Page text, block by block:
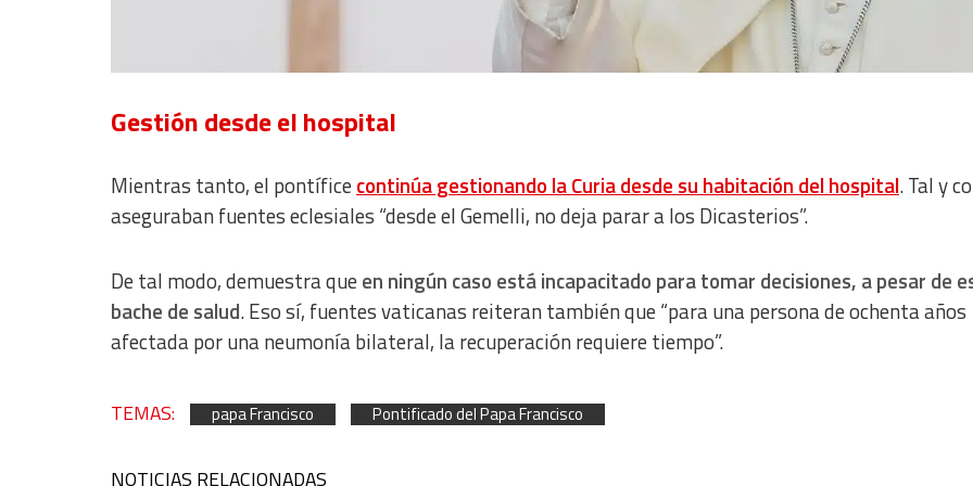
Gestión desde el hospital
Mientras tanto, el pontíficecontinúa gestionando la Curia desde su habitación del hospital. Tal y
aseguraban fuentes eclesiales “desde el Gemelli, no deja parar a los Dicasterios”.
De tal modo, demuestra queen ningún caso está incapacitado para tomar decisiones, a pesar de
bache de salud. Eso sí, fuentes vaticanas reiteran también que “para una persona de ochenta años
afectada por una neumonía bilateral, la recuperación requiere tiempo”.
TEMAS: papa Francisco Pontificado del Papa Francisco
NOTICIAS RELACIONADAS
Non-IAB processing purposes:
Advertising